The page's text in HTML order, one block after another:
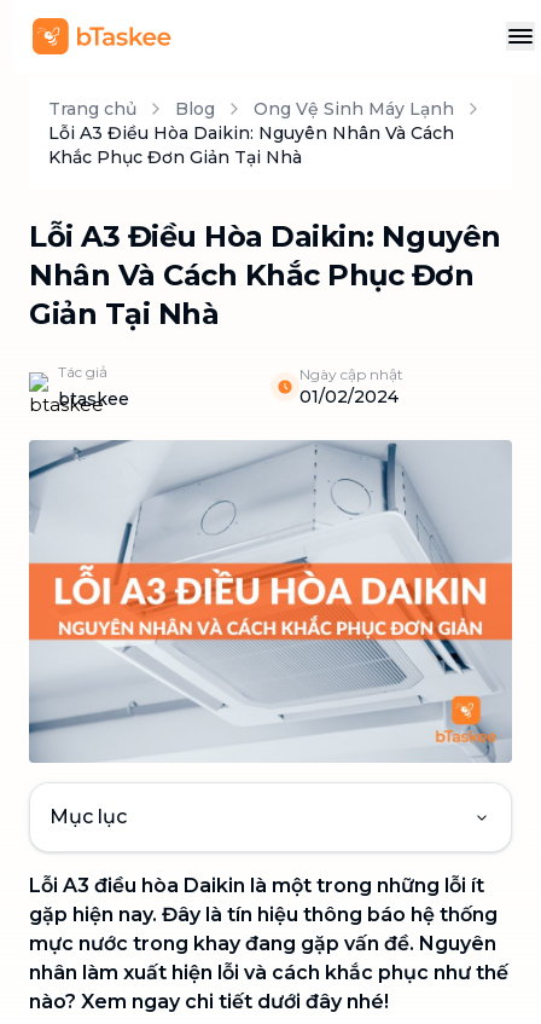
Trang chủ Blog
Ong Vệ Sinh Máy Lạnh
Lỗi A3 Điều Hòa Daikin: Nguyên Nhân Và Cách
Khắc Phục Đơn Giản Tại Nhà
Lỗi A3 Điều Hòa Daikin: Nguyên
Nhân Và Cách Khắc Phục Đơn
Giản Tại Nhà
Tác giả
btaskee
Ngày cập nhật
01/02/2024
Mục lục
Lỗi A3 điều hòa Daikin là một trong những lỗi ít
gặp hiện nay. Đây là tín hiệu thông báo hệ thống
mực nước trong khay đang gặp vấn đề. Nguyên
nhân làm xuất hiện lỗi và cách khắc phục như thế
nào? Xem ngay chi tiết dưới đây nhé!